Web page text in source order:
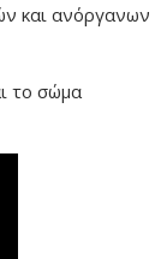
και ανόργανων
το σώμα